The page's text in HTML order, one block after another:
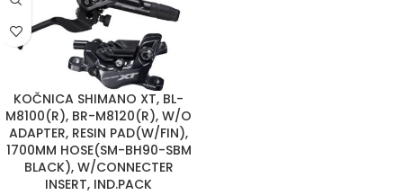
KOČNICA SHIMANO XT, BL-
M8100(R), BR-M8120(R), W/O
ADAPTER, RESIN PAD(W/FIN),
1700MM HOSE(SM-BH90-SBM
BLACK), W/CONNECTER
INSERT, IND.PACK